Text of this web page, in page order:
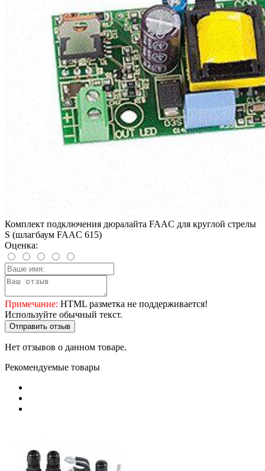
Комплект подключения дюралайта FAAC для круглой стрелы
S (шлагбаум FAAC 615)
Оценка:
Примечание: HTML разметка не поддерживается!
Используйте обычный текст.
Отправить отзыв
Нет отзывов о данном товаре.
Рекомендуемые товары